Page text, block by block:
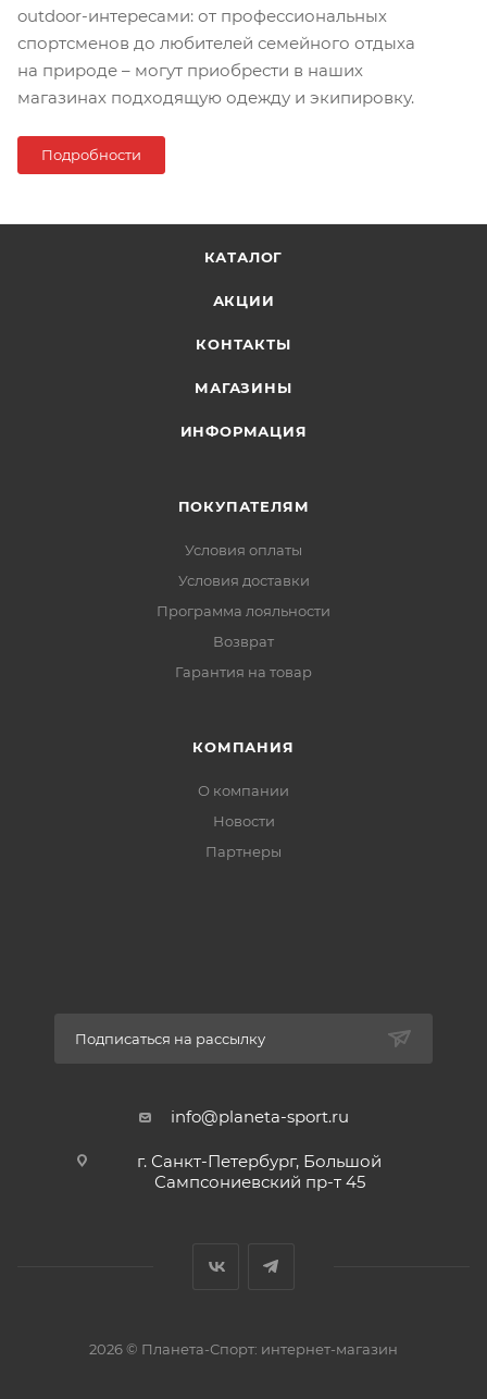
outdoor-интересами: от профессиональных
спортсменов до любителей семейного отдыха
на природе – могут приобрести в наших
магазинах подходящую одежду и экипировку.
Подробности
КАТАЛОГ
АКЦИИ
КОНТАКТЫ
МАГАЗИНЫ
ИНФОРМАЦИЯ
ПОКУПАТЕЛЯМ
Условия оплаты
Условия доставки
Программа лояльности
Возврат
Гарантия на товар
КОМПАНИЯ
О компании
Новости
Партнеры
Подписаться на рассылку
info@planeta-sport.ru
г. Санкт-Петербург, Большой
Сампсониевский пр-т 45
2026 © Планета-Спорт: интернет-магазин